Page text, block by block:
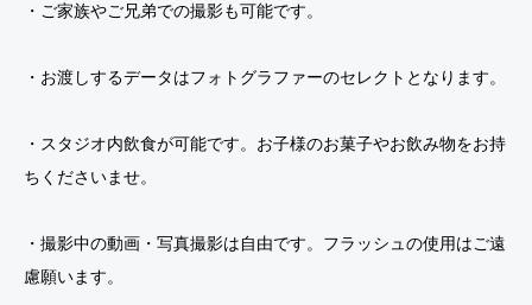
・ご家族やご兄弟での撮影も可能です。
・お渡しするデータはフォトグラファーのセレクトとなります。
・スタジオ内飲食が可能です。お子様のお菓子やお飲み物をお持
ちくださいませ。
・撮影中の動画・写真撮影は自由です。フラッシュの使用はご遠
慮願います。